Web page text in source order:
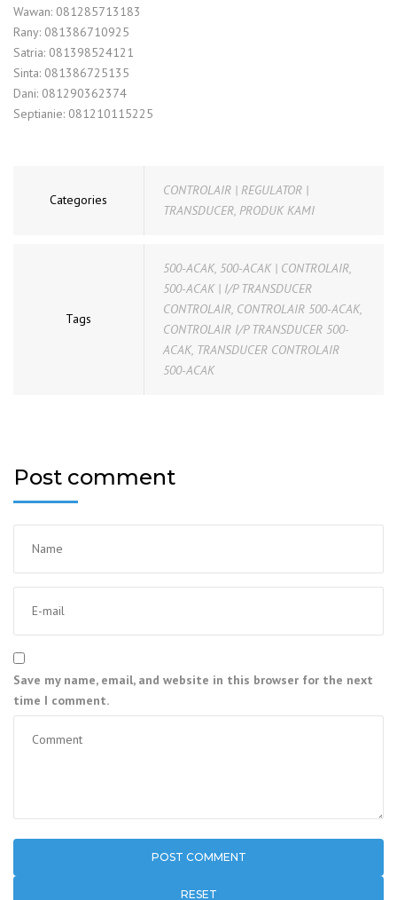
Wawan: 081285713183
Rany: 081386710925
Satria: 081398524121
Sinta: 081386725135
Dani: 081290362374
Septianie: 081210115225
Categories
CONTROLAIR | REGULATOR |
TRANSDUCER, PRODUK KAMI
Tags
500-ACAK, 500-ACAK | CONTROLAIR,
500-ACAK | I/P TRANSDUCER
CONTROLAIR, CONTROLAIR 500-ACAK,
CONTROLAIR I/P TRANSDUCER 500-
ACAK, TRANSDUCER CONTROLAIR
500-ACAK
Post comment
Save my name, email, and website in this browser for the next
time I comment.
RESET